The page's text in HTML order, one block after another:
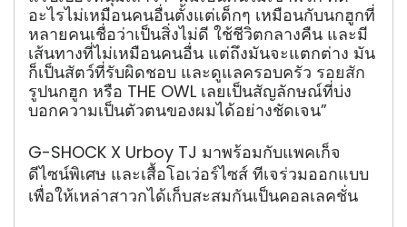
อะไรไม่เหมือนคนอื่นตั้งแต่เด็กๆ เหมือนกับนกฮูกที่
หลายคนเชื่อว่าเป็นสิ่งไม่ดี ใช้ชีวิตกลางคืน และมี
เส้นทางที่ไม่เหมือนคนอื่น แต่ถึงมันจะแตกต่าง มัน
ก็เป็นสัตว์ที่รับผิดชอบ และดูแลครอบครัว รอยสัก
รูปนกฮูก หรือ THE OWL เลยเป็นสัญลักษณ์ที่บ่ง
บอกความเป็นตัวตนของผมได้อย่างชัดเจน”
G-SHOCK X Urboy TJ มาพร้อมกับแพคเก็จ
ดีไซน์พิเศษ และเสื้อโอเว่อร์ไซส์ ทีเจร่วมออกแบบ
เพื่อให้เหล่าสาวกได้เก็บสะสมกันเป็นคอลเลคชั่น